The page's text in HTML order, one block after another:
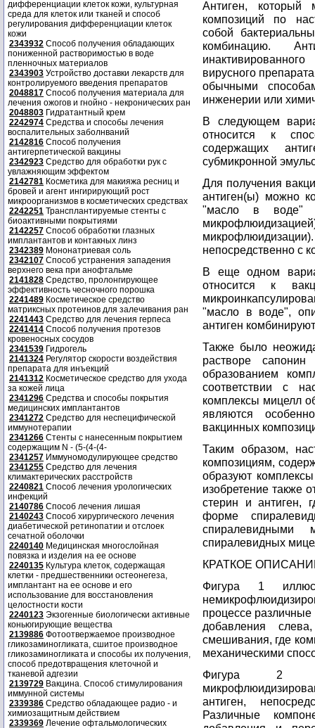
дифференциации клеток кожи, культурная
среда для клеток или тканей и способ
регулирования дифференциации клеток
кожи
2343932 Способ получения обладающих
пониженной растворимостью в воде
пленночных материалов
2343903 Устройство доставки лекарств для
контролируемого введения препаратов
2048817 Способ получения материала для
лечения ожогов и гнойно - некронических ран
2048803 Гидратантный крем
2242974 Средства и способы лечения
воспалительных заболнваний
2142816 Способ получения
антигерпетической вакцины
2342923 Средство для обработки рук с
увлажняющим эффектом
2142781 Косметика для макияжа ресниц и
бровей и агент ингирирующий рост
микроорганизмов в косметических средствах
2242251 Трансплантируемые стенты с
биоактивными покрытиями
2142257 Способ обработки глазных
имплантантов и контакных линз
2342389 Мононатриевая соль
2342107 Способ устранения западения
верхнего века при анофтальме
2141828 Средство, пролонгирующее
эффективность чесночного порошка
2241489 Косметическое средство
матриксных протеинов для залечивания ран
2241443 Средство для лечения герпеса
2241414 Способ получения протезов
кровеносных сосудов
2341539 Гидрогель
2141324 Регулятор скорости воздействия
препарата для инъекций
2141312 Косметическое средство для ухода
за кожей лица
2341296 Средства и способы покрытия
медицинских имплантантов
2341272 Средство для неспецифической
иммунотерапии
2341266 Стенты с нанесенным покрытием
содержащим N - (5-(4-(4-
2341257 Иммуномодулирующее средство
2341255 Средство для лечения
климактерических расстройств
2240821 Способ лечения урологических
инфекций
2140786 Способ лечения лишая
2140243 Способ хирургического лечения
диабетической ретинопатии и отслоек
сечатной оболочки
2240140 Медицинская многослойная
повязка и изделия на ее основе
2240135 Культура клеток, содержащая
клетки - предшественники остеонегеза,
имплантант на ее основе и его
использование для восстановления
целостности кости
2240123 Экзогенные биологически активные
коньюгирующие вещества
2139886 Фотоотвержаемое производное
гликозаминогликата, сшитое производное
гликозаминогликата и способы их получения,
способ предотвращения клеточной и
тканевой адгезии
2139729 Вакцина. Способ стимулирования
иммунной системы
2339386 Средство обладающее радио - и
химиозащитным действием
2339369 Лечение офтальмологических
Антиген,
композиций по
собой
комбинацию.
вирусного
обычными
инженерии или
В следующем
относится к
содержащих
субмикронной
Для получения
антиген(ы) можно
"масло в воде"
непосредственно с
В еще одном
относится к
"масло в воде",
антиген
Также было
растворе
образованием
соответствии с
комплексы мицелл
являются
вакцинных
Таким образом,
композициям,
образуют
изобретение также
стерин и антиген,
форме
спиралевидных
КРАТКОЕ
Фигура 1
процессе
добавления
смешивания, где
механическими
Фигура 2
антиген,
Различные